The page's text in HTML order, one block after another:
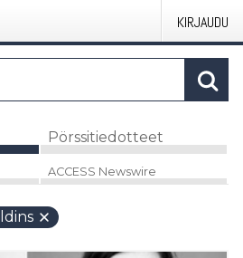
KIRJAUDU
Pörssitiedotteet
ACCESS Newswire